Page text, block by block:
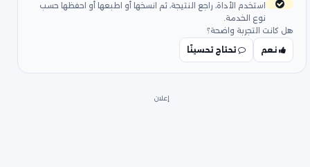
استخدم الأداة، راجع النتيجة، ثم انسخها أو اطبعها أو احفظها حسب
نوع الخدمة.
هل كانت التجربة واضحة؟
نعم
تحتاج تحسينًا
إعلان